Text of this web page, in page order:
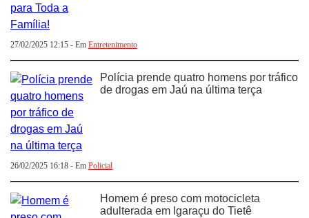
27/02/2025 12:15 - Em Entretenimento
Polícia prende quatro homens por tráfico
de drogas em Jaú na última terça
26/02/2025 16:18 - Em Policial
Homem é preso com motocicleta
adulterada em Igaraçu do Tietê